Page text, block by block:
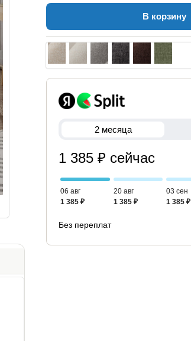
В корзину
2 месяца
1 385 ₽ сейчас
06 авг
1 385 ₽
20 авг
1 385 ₽
03 сен
1 385 ₽
Без переплат